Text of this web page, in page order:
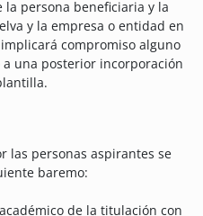
persona beneficiaria y la
y la empresa o entidad en
compromiso alguno
una posterior incorporación
las personas aspirantes se
baremo:
de la titulación con